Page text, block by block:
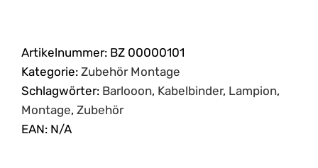
Artikelnummer: BZ 00000101
Kategorie: Zubehör Montage
Schlagwörter: Barlooon, Kabelbinder, Lampion,
Montage, Zubehör
EAN: N/A